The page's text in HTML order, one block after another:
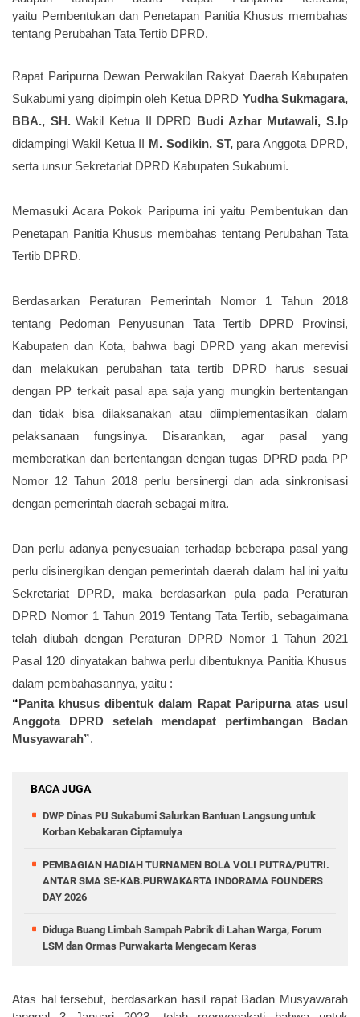
yaitu Pembentukan dan Penetapan Panitia Khusus membahas
tentang Perubahan Tata Tertib DPRD.
Rapat Paripurna Dewan Perwakilan Rakyat Daerah Kabupaten
Sukabumi yang dipimpin oleh Ketua DPRD Yudha Sukmagara,
BBA., SH.Wakil Ketua II DPRD Budi Azhar Mutawali, S.Ip
didampingi Wakil Ketua II M. Sodikin, ST,para Anggota DPRD,
serta unsur Sekretariat DPRD Kabupaten Sukabumi.
Memasuki Acara Pokok Paripurna ini yaitu Pembentukan dan
Penetapan Panitia Khusus membahas tentang Perubahan Tata
Tertib DPRD.
Berdasarkan Peraturan Pemerintah Nomor 1 Tahun 2018
tentang Pedoman Penyusunan Tata Tertib DPRD Provinsi,
Kabupaten dan Kota, bahwa bagi DPRD yang akan merevisi
dan melakukan perubahan tata tertib DPRD harus sesuai
dengan PP terkait pasal apa saja yang mungkin bertentangan
dan tidak bisa dilaksanakan atau diimplementasikan dalam
pelaksanaan fungsinya. Disarankan, agar pasal yang
memberatkan dan bertentangan dengan tugas DPRD pada PP
Nomor 12 Tahun 2018 perlu bersinergi dan ada sinkronisasi
dengan pemerintah daerah sebagai mitra.
Dan perlu adanya penyesuaian terhadap beberapa pasal yang
perlu disinergikan dengan pemerintah daerah dalam hal ini yaitu
Sekretariat DPRD, maka berdasarkan pula pada Peraturan
DPRD Nomor 1 Tahun 2019 Tentang Tata Tertib, sebagaimana
telah diubah dengan Peraturan DPRD Nomor 1 Tahun 2021
Pasal 120 dinyatakan bahwa perlu dibentuknya Panitia Khusus
dalam pembahasannya, yaitu :
“Panita khusus dibentuk dalam Rapat Paripurna atas usul
Anggota DPRD setelah mendapat pertimbangan Badan
Musyawarah”.
BACA JUGA
DWP Dinas PU Sukabumi Salurkan Bantuan Langsung untuk
Korban Kebakaran Ciptamulya
PEMBAGIAN HADIAH TURNAMEN BOLA VOLI PUTRA/PUTRI.
ANTAR SMA SE-KAB.PURWAKARTA INDORAMA FOUNDERS
DAY 2026
Diduga Buang Limbah Sampah Pabrik di Lahan Warga, Forum
LSM dan Ormas Purwakarta Mengecam Keras
Atas hal tersebut, berdasarkan hasil rapat Badan Musyawarah